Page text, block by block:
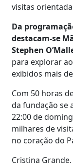
visitas
Da
destacam-se
Stephen
para explorar
exibidos mais
Com 50 horas
da fundação se
22:00 de
milhares de
no coração do
Cristina